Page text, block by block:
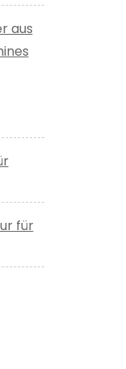
aus
für